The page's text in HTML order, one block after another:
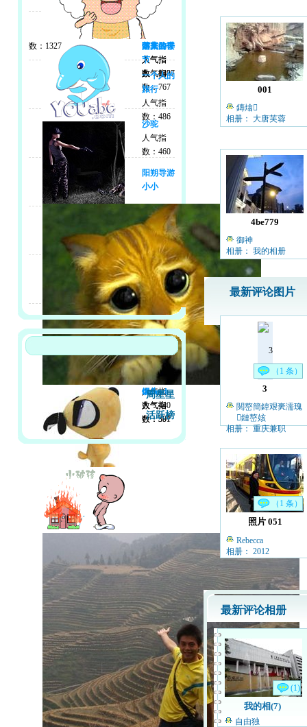
数：1327
游来游去
人气指
数：1307
阳关公仔
人气指
数：842
落寞的季
节
人气指
数：767
一个人的
旅行
人气指
数：486
沙驼
人气指
数：460
阳朔导游
小小
人气指
数：440
馒头
人气指
数：391
finland
人气指
数：307
周星星
活跃榜
001
鏄熻
相册： 大唐芙蓉
4be779
御神
相册： 我的相册
最新评论图片
（1 条）
3
閲嶅簡鍏艰亴濡瑰
鏈嶅姟
相册： 重庆兼职
（1 条）
照片 051
Rebecca
相册： 2012
最新评论相册
(1)
我的相(7)
自由独